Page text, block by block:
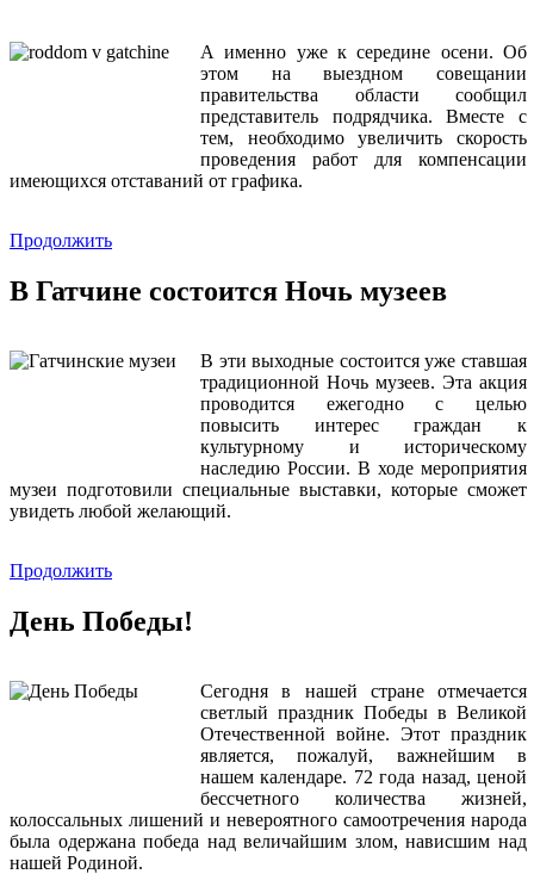
А именно уже к середине осени. Об
этом на выездном совещании
правительства области сообщил
представитель подрядчика. Вместе с
тем, необходимо увеличить скорость
проведения работ для компенсации
имеющихся отставаний от графика.
Продолжить
В Гатчине состоится Ночь музеев
В эти выходные состоится уже ставшая
традиционной Ночь музеев. Эта акция
проводится ежегодно с целью
повысить интерес граждан к
культурному и историческому
наследию России. В ходе мероприятия
музеи подготовили специальные выставки, которые сможет
увидеть любой желающий.
Продолжить
День Победы!
Сегодня в нашей стране отмечается
светлый праздник Победы в Великой
Отечественной войне. Этот праздник
является, пожалуй, важнейшим в
нашем календаре. 72 года назад, ценой
бессчетного количества жизней,
колоссальных лишений и невероятного самоотречения народа
была одержана победа над величайшим злом, нависшим над
нашей Родиной.